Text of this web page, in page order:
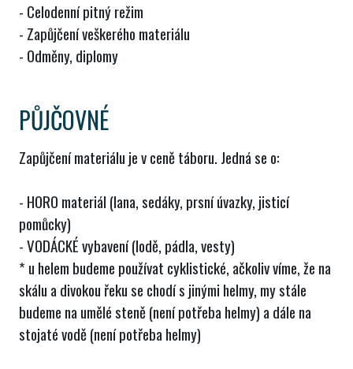
- Celodenní pitný režim
- Zapůjčení veškerého materiálu
- Odměny, diplomy
PŮJČOVNÉ
Zapůjčení materiálu je v ceně táboru. Jedná se o:
- HORO materiál (lana, sedáky, prsní úvazky, jisticí
pomůcky)
- VODÁCKÉ vybavení (lodě, pádla, vesty)
* u helem budeme používat cyklistické, ačkoliv víme, že na
skálu a divokou řeku se chodí s jinými helmy, my stále
budeme na umělé steně (není potřeba helmy) a dále na
stojaté vodě (není potřeba helmy)